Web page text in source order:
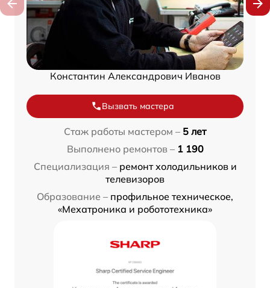
Константин Александрович Иванов
Вызвать мастера
Стаж работы мастером – 5 лет
Выполнено ремонтов – 1 190
Специализация – ремонт холодильников и
телевизоров
Образование – профильное техническое,
«Мехатроника и робототехника»